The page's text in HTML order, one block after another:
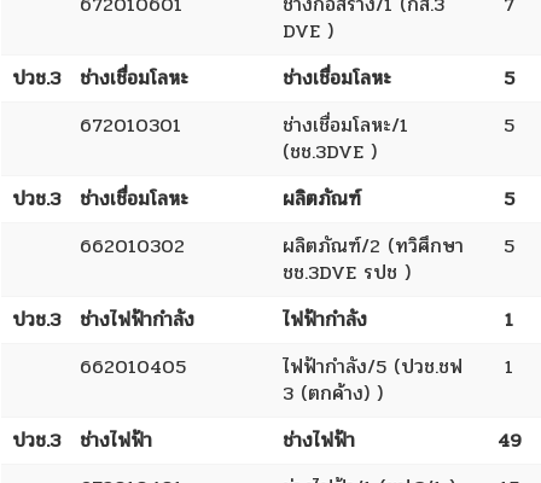
DVE )
ปวช.3 ช่างเชื่อมโลหะ ช่างเชื่อมโลหะ
5
672010301
ช่างเชื่อมโลหะ/1
(ชช.3DVE )
5
ปวช.3 ช่างเชื่อมโลหะ ผลิตภัณฑ์
5
662010302
ผลิตภัณฑ์/2 (ทวิศึกษา
ชช.3DVE รปช )
5
ปวช.3 ช่างไฟฟ้ากำลัง ไฟฟ้ากำลัง
1
662010405
ไฟฟ้ากำลัง/5 (ปวช.ชฟ
3 (ตกค้าง) )
1
ปวช.3 ช่างไฟฟ้า ช่างไฟฟ้า
49